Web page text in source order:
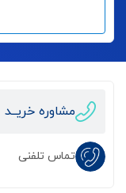
مشاوره خریــد
تماس تلفنی